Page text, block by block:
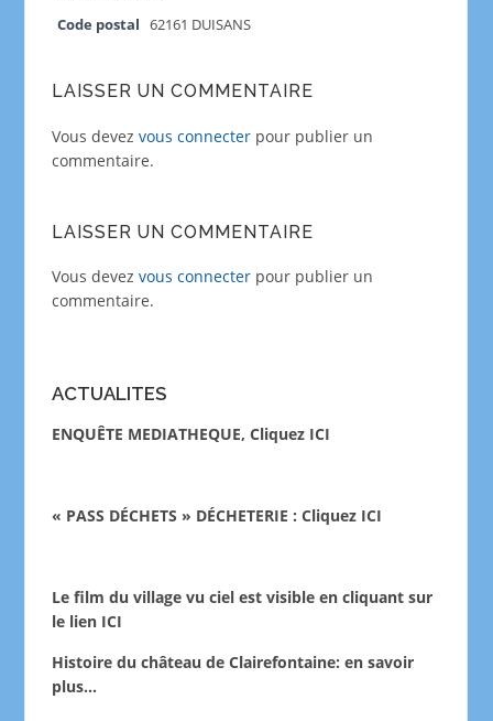
Code postal 62161 DUISANS
LAISSER UN COMMENTAIRE
Vous devez vous connecterpour publier un
commentaire.
LAISSER UN COMMENTAIRE
Vous devez vous connecterpour publier un
commentaire.
ACTUALITES
ENQUÊTE MEDIATHEQUE, Cliquez ICI
« PASS DÉCHETS » DÉCHETERIE : Cliquez ICI
Le film du village vu ciel est visible en cliquant sur
le lien ICI
Histoire du château de Clairefontaine: en savoir
plus…